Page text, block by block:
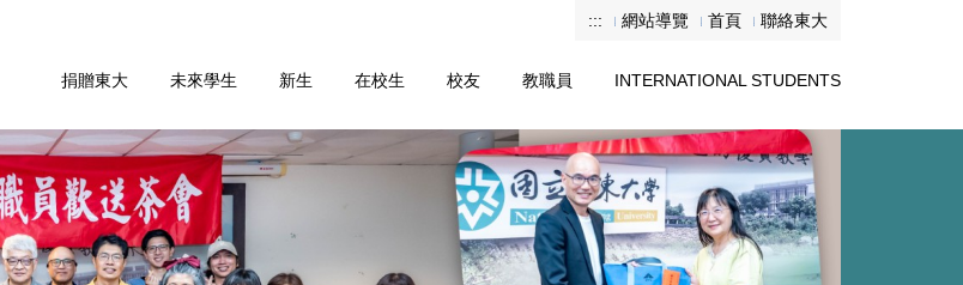
::: 網站導覽 首頁 聯絡東大
捐贈東大 未來學生 新生 在校生 校友 教職員 INTERNATIONAL STUDENTS